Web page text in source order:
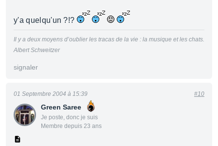
y'a quelqu'un ?!?
Il y a deux moyens d’oublier les tracas de la vie : la musique et les chats.
Albert Schweitzer
signaler
Green Saree
Je poste, donc je suis
Membre depuis 23 ans
01 Septembre 2004 à 15:39 #10